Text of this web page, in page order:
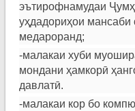
эътирофнамудаи
уҳдадориҳои мансаби
медароранд;
-малакаи хуби
мондани ҳамкорӣ
давлатӣ.
-малакаи кор бо